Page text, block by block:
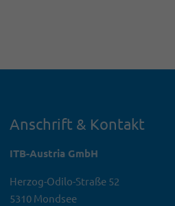
Anschrift & Kontakt
ITB-Austria GmbH
Herzog-Odilo-Straße 52
5310 Mondsee